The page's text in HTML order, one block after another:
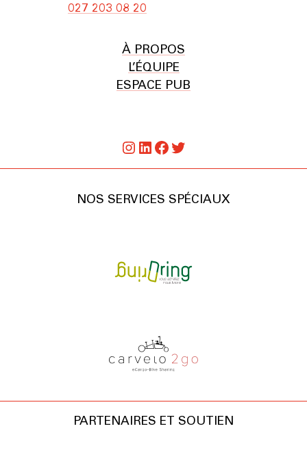
027 203 08 20
À PROPOS
L’ÉQUIPE
ESPACE PUB
Instagram LinkedIn Facebook Twitter
NOS SERVICES SPÉCIAUX
PARTENAIRES ET SOUTIEN